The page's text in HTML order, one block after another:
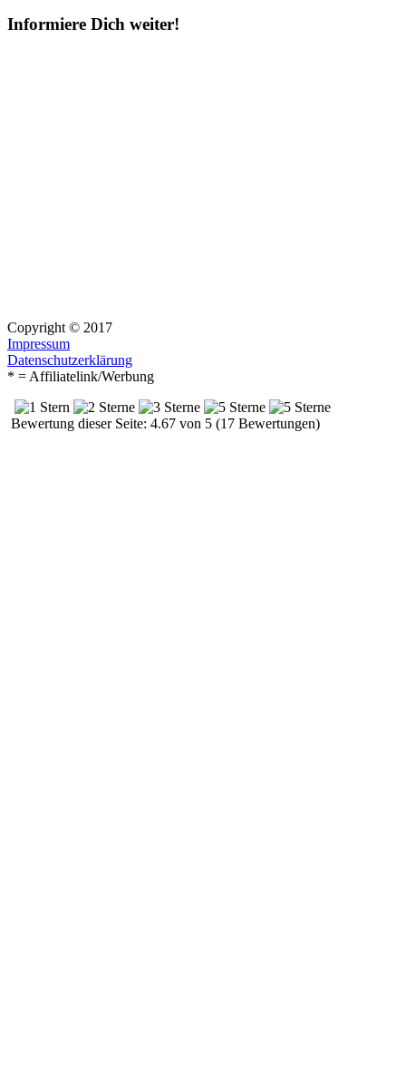
Informiere Dich weiter!
Copyright © 2017
Impressum
Datenschutzerklärung
* = Affiliatelink/Werbung
Bewertung dieser Seite: 4.67 von 5 (17 Bewertungen)